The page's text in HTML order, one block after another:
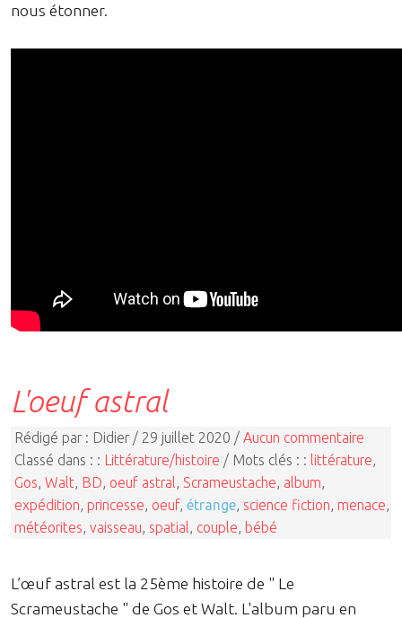
nous étonner.
L'oeuf astral
Rédigé par : Didier / 29 juillet 2020 / Aucun commentaire
Classé dans : : Littérature/histoire / Mots clés : : littérature,
Gos, Walt, BD, oeuf astral, Scrameustache, album,
expédition, princesse, oeuf, étrange, science fiction, menace,
météorites, vaisseau, spatial, couple, bébé
L’œuf astral est la 25ème histoire de " Le
Scrameustache " de Gos et Walt. L'album paru en